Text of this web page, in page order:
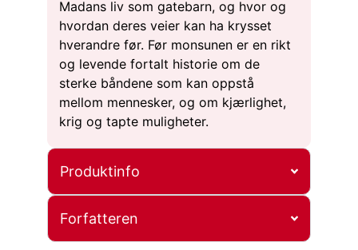
Madans liv som gatebarn, og hvor og
hvordan deres veier kan ha krysset
hverandre før. Før monsunen er en rikt
og levende fortalt historie om de
sterke båndene som kan oppstå
mellom mennesker, og om kjærlighet,
krig og tapte muligheter.
Produktinfo
Forfatteren